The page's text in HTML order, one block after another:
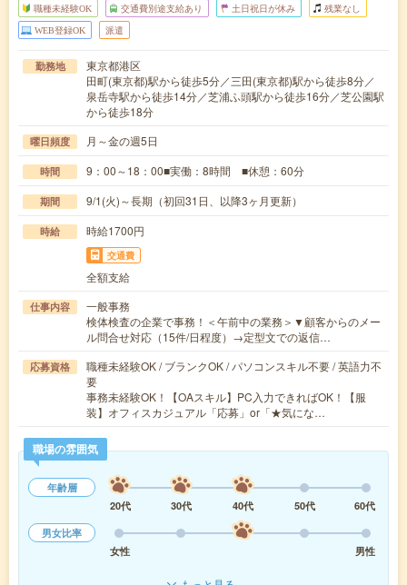
職種未経験OK 交通費別途支給あり 土日祝日が休み 残業なし
WEB登録OK 派遣
勤務地
東京都港区
田町(東京都)駅から徒歩5分／三田(東京都)駅から徒歩8分／
泉岳寺駅から徒歩14分／芝浦ふ頭駅から徒歩16分／芝公園駅
から徒歩18分
曜日頻度 月～金の週5日
時間 9：00～18：00■実働：8時間 ■休憩：60分
期間 9/1(火)～長期（初回31日、以降3ヶ月更新）
時給 時給1700円
交通費
全額支給
仕事内容
一般事務
検体検査の企業で事務！＜午前中の業務＞▼顧客からのメー
ル問合せ対応（15件/日程度）→定型文での返信…
応募資格
職種未経験OK / ブランクOK / パソコンスキル不要 / 英語力不
要
事務未経験OK！【OAスキル】PC入力できればOK！【服
装】オフィスカジュアル「応募」or「★気にな…
職場の雰囲気
年齢層
20代
30代 40代 50代
60代
男女比率
女性
男性